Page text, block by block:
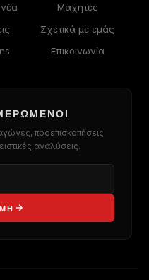
Μαχητές
Σχετικά με εμάς
Επικοινωνία
προεπισκοπήσεις
αναλύσεις.